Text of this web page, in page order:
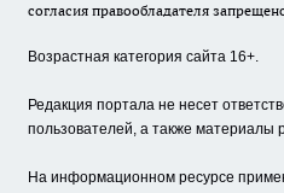
согласия правообладателя
Возрастная категория сайта 16+.
Редакция портала не несет
пользователей, а также материалы
На информационном ресурсе